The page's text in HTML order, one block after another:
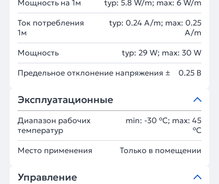
Мощность на 1м typ: 5.8 W/m; max: 6 W/m
Ток потребления
1м
typ: 0.24 A/m; max: 0.25
A/m
Мощность typ: 29 W; max: 30 W
Предельное отклонение напряжения ± 0.25 В
Эксплуатационные
Диапазон рабочих
температур
min: -30 °C; max: 45
°C
Место применения Только в помещении
Управление